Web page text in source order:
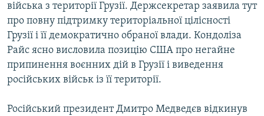
війська з території Грузії. Держсекретар заявила тут
про повну підтримку територіальної цілісності
Грузії і її демократично обраної влади. Кондоліза
Райс ясно висловила позицію США про негайне
припинення воєнних дій в Грузії і виведення
російських військ із її території.
Російський президент Дмитро Медведєв відкинув